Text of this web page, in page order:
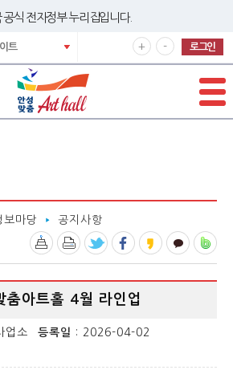
식 전자정부 누리집입니다.
트 +확
대
보
-축
소
보
로그인
보마당 공지사항
춤아트홀 4월 라인업
업소 등록일 : 2026-04-02